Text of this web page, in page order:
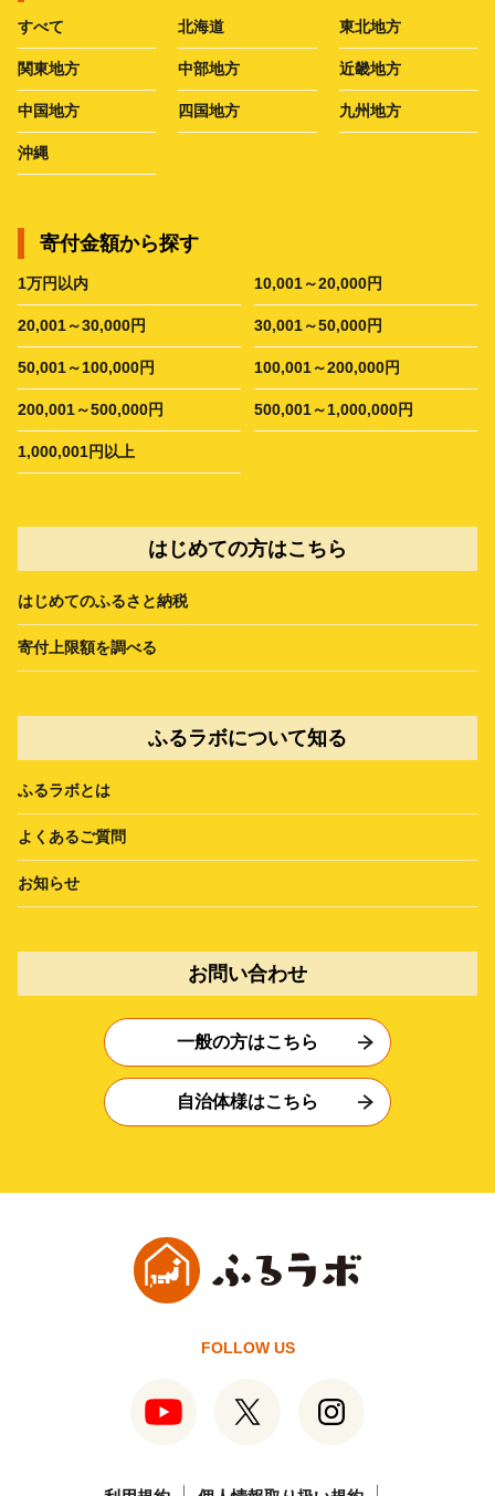
すべて 北海道 東北地方
関東地方 中部地方 近畿地方
中国地方 四国地方 九州地方
沖縄
寄付金額から探す
1万円以内 10,001～20,000円
20,001～30,000円 30,001～50,000円
50,001～100,000円 100,001～200,000円
200,001～500,000円 500,001～1,000,000円
1,000,001円以上
はじめての方はこちら
はじめてのふるさと納税
寄付上限額を調べる
ふるラボについて知る
ふるラボとは
よくあるご質問
お知らせ
お問い合わせ
一般の方はこちら
自治体様はこちら
FOLLOW US